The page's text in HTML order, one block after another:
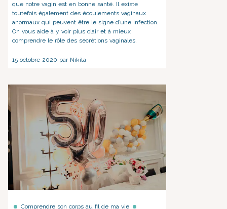
que notre vagin est en bonne santé. Il existe
toutefois également des écoulements vaginaux
anormaux qui peuvent être le signe d’une infection.
On vous aide à y voir plus clair et à mieux
comprendre le rôle des secrétions vaginales.
15 octobre 2020 par Nikita
Comprendre son corps au fil de ma vie